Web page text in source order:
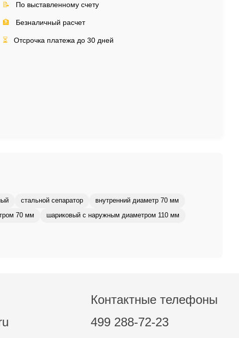
📝 По выставленному счету
🏦 Безналичный расчет
⏳ Отсрочка платежа до 30 дней
стальной сепаратор внутренний диаметр 70 мм
70 мм шариковый с наружным диаметром 110 мм
Контактные телефоны
499 288-72-23